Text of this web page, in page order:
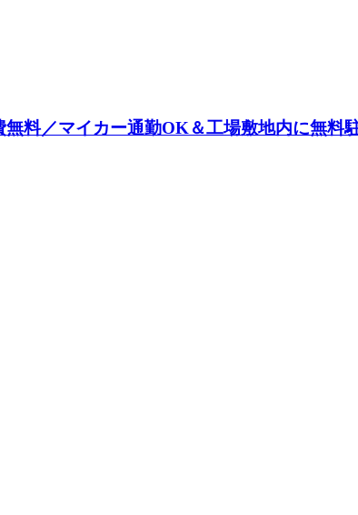
料／マイカー通勤OK＆工場敷地内に無料